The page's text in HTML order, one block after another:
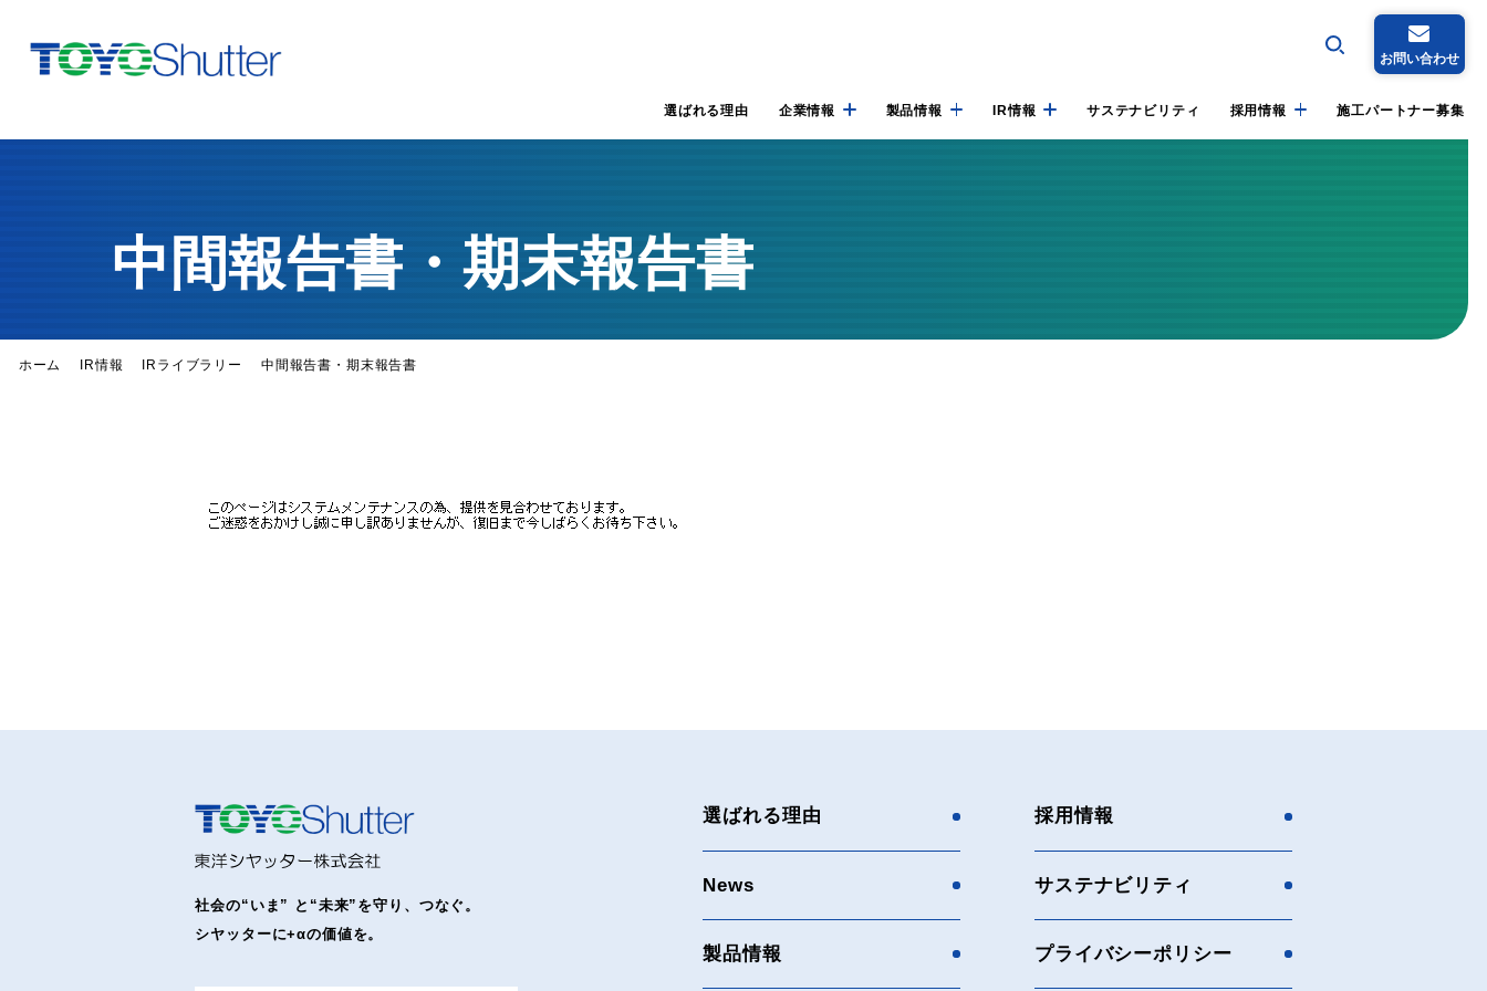
お問い合わせ
選ばれる理由 企業情報 製品情報 IR情報 サステナビリティ 採用情報 施工パートナー募集
中間報告書・期末報告書
ホーム IR情報 IRライブラリー 中間報告書・期末報告書
社会の“いま” と“未来”を守り、つなぐ。
シヤッターに+αの価値を。
選ばれる理由
News
製品情報
採用情報
サステナビリティ
プライバシーポリシー